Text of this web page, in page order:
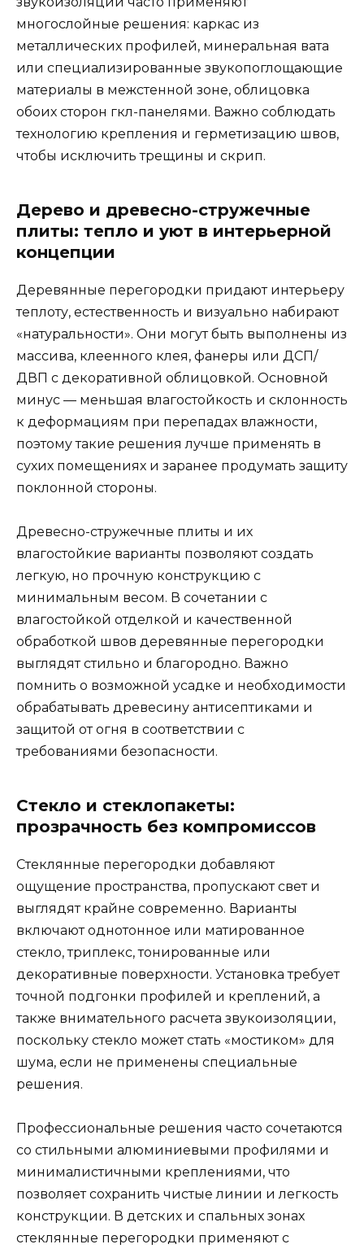
многослойные решения: каркас из
металлических профилей, минеральная вата
или специализированные звукопоглощающие
материалы в межстенной зоне, облицовка
обоих сторон гкл-панелями. Важно соблюдать
технологию крепления и герметизацию швов,
чтобы исключить трещины и скрип.
Дерево и древесно-стружечные
плиты: тепло и уют в интерьерной
концепции
Деревянные перегородки придают интерьеру
теплоту, естественность и визуально набирают
«натуральности». Они могут быть выполнены из
массива, клеенного клея, фанеры или ДСП/
ДВП с декоративной облицовкой. Основной
минус — меньшая влагостойкость и склонность
к деформациям при перепадах влажности,
поэтому такие решения лучше применять в
сухих помещениях и заранее продумать защиту
поклонной стороны.
Древесно-стружечные плиты и их
влагостойкие варианты позволяют создать
легкую, но прочную конструкцию с
минимальным весом. В сочетании с
влагостойкой отделкой и качественной
обработкой швов деревянные перегородки
выглядят стильно и благородно. Важно
помнить о возможной усадке и необходимости
обрабатывать древесину антисептиками и
защитой от огня в соответствии с
требованиями безопасности.
Стекло и стеклопакеты:
прозрачность без компромиссов
Стеклянные перегородки добавляют
ощущение пространства, пропускают свет и
выглядят крайне современно. Варианты
включают однотонное или матированное
стекло, триплекс, тонированные или
декоративные поверхности. Установка требует
точной подгонки профилей и креплений, а
также внимательного расчета звукоизоляции,
поскольку стекло может стать «мостиком» для
шума, если не применены специальные
решения.
Профессиональные решения часто сочетаются
со стильными алюминиевыми профилями и
минималистичными креплениями, что
позволяет сохранить чистые линии и легкость
конструкции. В детских и спальных зонах
стеклянные перегородки применяют с